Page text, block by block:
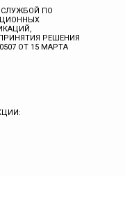
СЛУЖБОЙ ПО
РЕШЕНИЯ
ОТ 15 МАРТА